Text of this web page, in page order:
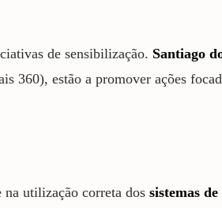
de sensibilização. Santiago
360), estão a promover ações
na utilização correta dos sistemas